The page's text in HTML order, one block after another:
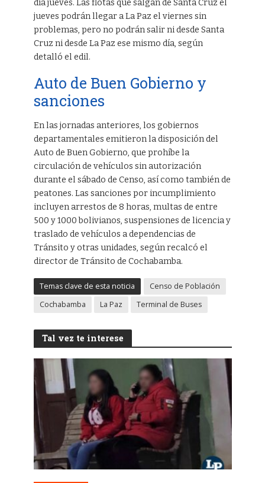
día jueves. Las flotas que salgan de Santa Cruz el
jueves podrán llegar a La Paz el viernes sin
problemas, pero no podrán salir ni desde Santa
Cruz ni desde La Paz ese mismo día, según
detalló el edil.
Auto de Buen Gobierno y
sanciones
En las jornadas anteriores, los gobiernos
departamentales emitieron la disposición del
Auto de Buen Gobierno, que prohíbe la
circulación de vehículos sin autorización
durante el sábado de Censo, así como también de
peatones. Las sanciones por incumplimiento
incluyen arrestos de 8 horas, multas de entre
500 y 1000 bolivianos, suspensiones de licencia y
traslado de vehículos a dependencias de
Tránsito y otras unidades, según recalcó el
director de Tránsito de Cochabamba.
Temas clave de esta noticia
Censo de Población
Cochabamba
La Paz Terminal de Buses
Tal vez te interese